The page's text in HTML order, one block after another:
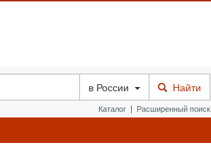
в России Найти
Каталог | Расширенный поиск